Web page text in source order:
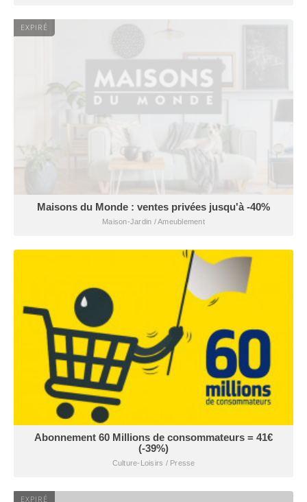
EXPIRÉ
Maisons du Monde : ventes privées jusqu'à -40%
Maison-Jardin / Ameublement
Abonnement 60 Millions de consommateurs = 41€
(-39%)
Culture-Loisirs / Presse
EXPIRÉ